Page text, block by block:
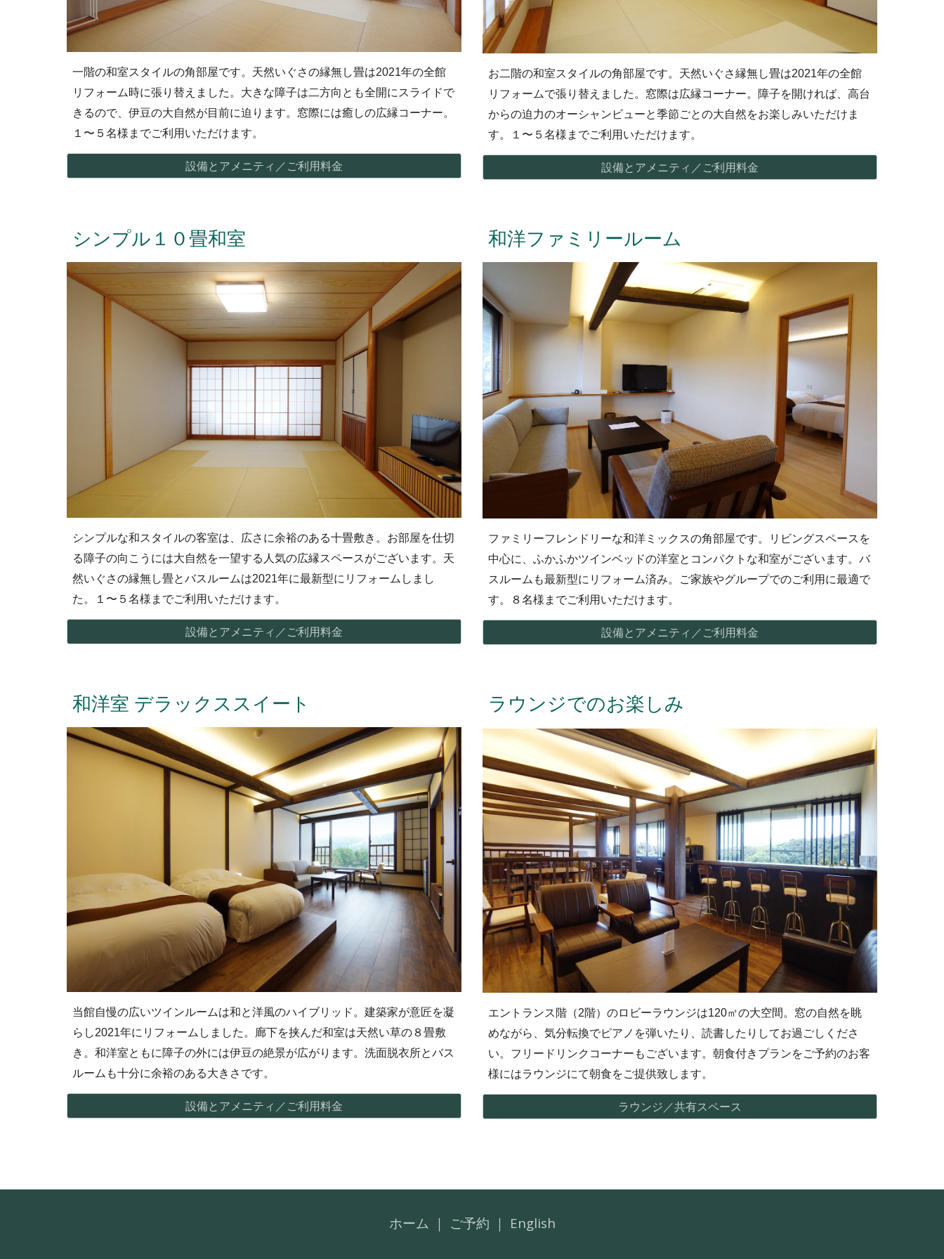
一階の和室スタイルの角部屋です。天然いぐさの縁無し畳は2021年の全館
リフォーム時に張り替えました。大きな障子は二方向とも全開にスライドで
きるので、伊豆の大自然が目前に迫ります。 窓際には癒しの広縁コーナー。
１〜５名様までご利用いただけます。
設備とアメニティ／ご利用料金
お二階の和室スタイルの角部屋です。天然い ぐさ縁無し畳は2021年の全館
リフォームで張り替えました。 窓際は広縁コーナー。障子を開ければ、高台
からの迫力のオーシャンビューと季節ごとの大自然をお楽しみいただけま
す。１〜５名様までご利用いただけます。
設備とアメニティ／ご利用料金
シンプル １０畳和室
シンプルな和スタイルの客室は、 広さに余裕のある十畳敷き。お部屋を仕切
る障子の向こうには大自然を一望する 人気の広縁スペースがございます。天
然いぐさの縁無し畳とバスルームは2021年に最新型にリフォーム しまし
た 。１〜５名様までご利用いただけます。
設備とアメニティ／ご利用料金
和洋ファミリールーム
ファミリーフレンドリーな和洋ミックスの角部屋です。 リビングスペース を
中心に、ふかふかツインベッドの洋室とコンパクトな和室がございます。バ
スルームも最新型にリフォーム済み。ご家族やグループでのご利用に最適で
す。８名様までご利用いただけます。
設備とアメニティ／ご利用料金
和洋室 デラックススイート
当館自慢の広いツインルームは和と洋風のハイブリッド。 建築家が意匠を凝
らし2021年に リフォームしました。 廊下を挟んだ和室は天然い草の８畳敷
き。和洋室ともに障子の外には伊豆の絶景が広がります。洗面脱衣所とバス
ルーム も十分に余裕のある大きさです。
設備とアメニティ／ご利用料金
ラウンジでのお楽しみ
エントランス階（2階）のロビーラウンジは120㎡の大空間。窓の自然を眺
めながら、 気分転換でピアノを弾いたり、読書したりしてお過ごしくださ
い。フリードリンクコーナーもございます。 朝食付きプランをご予約のお客
様にはラウンジにて朝食をご提供致します。
ラウンジ／共有スペース
ホーム ｜ ご予約 ｜ English